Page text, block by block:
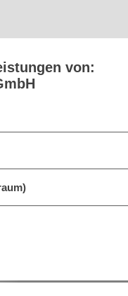
von: